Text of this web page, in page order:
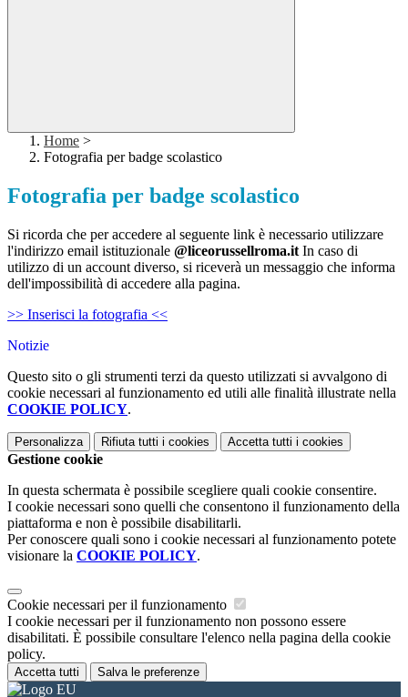
Home >
Fotografia per badge scolastico
Fotografia per badge scolastico
Si ricorda che per accedere al seguente link è necessario utilizzare
l'indirizzo email istituzionale @liceorussellroma.it In caso di
utilizzo di un account diverso, si riceverà un messaggio che informa
dell'impossibilità di accedere alla pagina.
>> Inserisci la fotografia <<
Notizie
Questo sito o gli strumenti terzi da questo utilizzati si avvalgono di
cookie necessari al funzionamento ed utili alle finalità illustrate nella
COOKIE POLICY.
Personalizza Rifiuta tutti i cookies Accetta tutti i cookies
Gestione cookie
In questa schermata è possibile scegliere quali cookie consentire.
I cookie necessari sono quelli che consentono il funzionamento della
piattaforma e non è possibile disabilitarli.
Per conoscere quali sono i cookie necessari al funzionamento potete
visionare la COOKIE POLICY.
Cookie necessari per il funzionamento
I cookie necessari per il funzionamento non possono essere
disabilitati. È possibile consultare l'elenco nella pagina della cookie
policy.
Accetta tutti Salva le preferenze